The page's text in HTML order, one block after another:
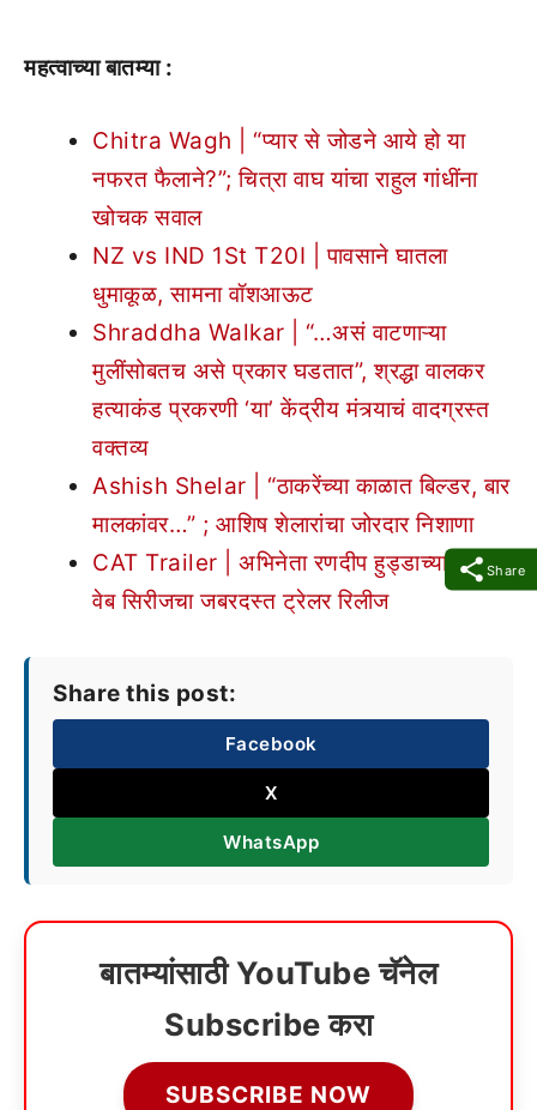
Share
महत्वाच्या बातम्या :
Chitra Wagh | “प्यार से जोडने आये हो या
नफरत फैलाने?”; चित्रा वाघ यांचा राहुल गांधींना
खोचक सवाल
NZ vs IND 1St T20I | पावसाने घातला
धुमाकूळ, सामना वॉशआऊट
Shraddha Walkar | “…असं वाटणाऱ्या
मुलींसोबतच असे प्रकार घडतात”, श्रद्धा वालकर
हत्याकंड प्रकरणी ‘या’ केंद्रीय मंत्र्याचं वादग्रस्त
वक्तव्य
Ashish Shelar | “ठाकरेंच्या काळात बिल्डर, बार
मालकांवर…” ; आशिष शेलारांचा जोरदार निशाणा
CAT Trailer | अभिनेता रणदीप हुड्डाच्या ‘कॅट’
वेब सिरीजचा जबरदस्त ट्रेलर रिलीज
Share this post:
Facebook
X
WhatsApp
बातम्यांसाठी YouTube चॅनेल
Subscribe करा
SUBSCRIBE NOW